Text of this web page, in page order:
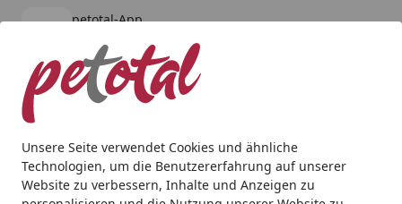
Unsere Seite verwendet Cookies und ähnliche
Technologien, um die Benutzererfahrung auf unserer
Website zu verbessern, Inhalte und Anzeigen zu
petotal-App
kostenlos - Im App Store
Alle Produkte
Mein Konto
Suchen
Startseite
Katze Katzennassfutter Almo Nature Almo Nature